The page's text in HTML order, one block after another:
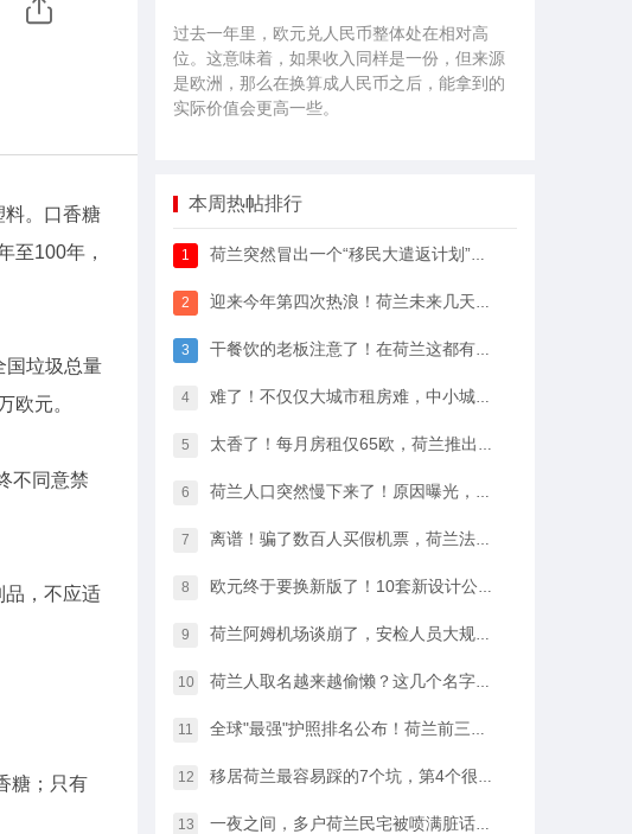
料。口香糖
至100年，
国垃圾总量
欧元。
不同意禁
品，不应适
糖；只有
过去一年里，欧元兑人民币整体处在相对高
位。这意味着，如果收入同样是一份，但来源
是欧洲，那么在换算成人民币之后，能拿到的
实际价值会更高一些。
本周热帖排行
1 荷兰突然冒出一个“移民大遣返计划”，64万人已经签字支持
2 迎来今年第四次热浪！荷兰未来几天最高33℃，八月中开始…
3 干餐饮的老板注意了！在荷兰这都有人偷，全过程很淡定
4 难了！不仅仅大城市租房难，中小城市的房租开始暴涨
5 太香了！每月房租仅65欧，荷兰推出学生住宿优惠福利…
6 荷兰人口突然慢下来了！原因曝光，不是因为没人生孩子
7 离谱！骗了数百人买假机票，荷兰法院竟然没判他坐牢
8 欧元终于要换新版了！10套新设计公布，你最喜欢哪一款？
9 荷兰阿姆机场谈崩了，安检人员大规模停工越来越近…
10 荷兰人取名越来越偷懒？这几个名字几乎满大街都是
11 全球"最强"护照排名公布！荷兰前三，中国护照进步很大
12 移居荷兰最容易踩的7个坑，第4个很多人都会中招…
13 一夜之间，多户荷兰民宅被喷满脏话，只因支持难民…